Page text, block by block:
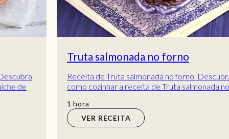
Truta salmonada no forno
Receita de Truta salmonada no forno. Descubra
como cozinhar a receita de Truta salmonada no
VER RECEITA